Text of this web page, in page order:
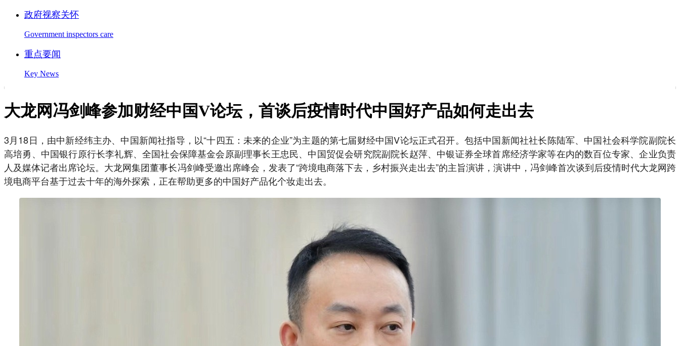
政府视察关怀
Government inspectors care
重点要闻
Key News
大龙网冯剑峰参加财经中国V论坛，首谈后疫情时代中国好产品如何走出去
3月18日，由中新经纬主办、中国新闻社指导，以“十四五：未来的企业”为主题的第七届财经中国V论坛正式召开。包括中国新闻社社长陈陆军、中国社会科学院副院长
高培勇、中国银行原行长李礼辉、全国社会保障基金会原副理事长王忠民、中国贸促会研究院副院长赵萍、中银证券全球首席经济学家等在内的数百位专家、企业负责
人及媒体记者出席论坛。大龙网集团董事长冯剑峰受邀出席峰会，发表了“跨境电商落下去，乡村振兴走出去”的主旨演讲，演讲中，冯剑峰首次谈到后疫情时代大龙网跨
境电商平台基于过去十年的海外探索，正在帮助更多的中国好产品化个妆走出去。